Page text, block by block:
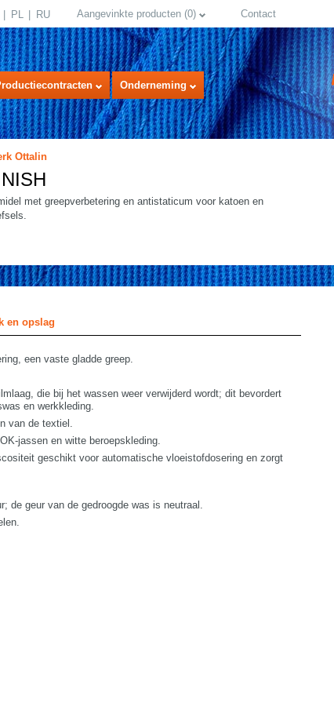
PL RU Aangevinkte producten (0) Contact
Onderneming
Ottalin
met greepverbetering en antistaticum voor katoen en
en opslag
een vaste gladde greep.
die bij het wassen weer verwijderd wordt; dit bevordert
en werkkleding.
van de textiel.
jassen en witte beroepskleding.
geschikt voor automatische vloeistofdosering en zorgt
de geur van de gedroogde was is neutraal.
select language